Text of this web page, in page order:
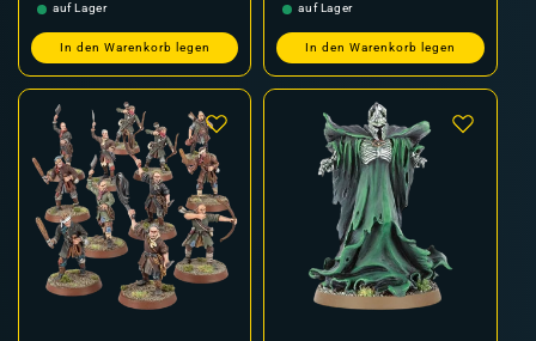
auf Lager
In den Warenkorb legen
auf Lager
In den Warenkorb legen